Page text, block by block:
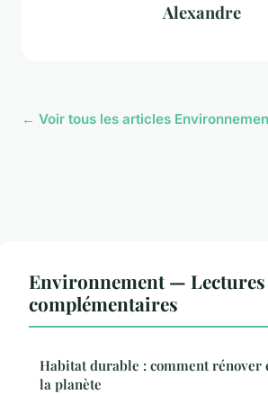
Alexandre
← Voir tous les articles
Environnement — Lectures
complémentaires
Habitat durable : comment rénover
la planète